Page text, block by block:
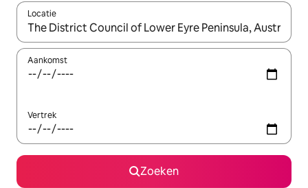
Locatie
Wanneer er suggesties beschikbaar zijn, maak je een keuze
Aankomst
Vertrek
Zoeken